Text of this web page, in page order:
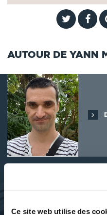
Ce site web utilise des
AUTOUR DE YANN